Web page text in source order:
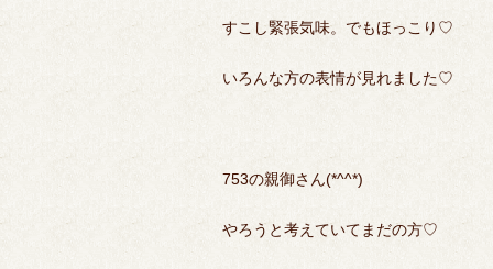
すこし緊張気味。でもほっこり♡
いろんな方の表情が見れました♡
753の親御さん(*^^*)
やろうと考えていてまだの方♡